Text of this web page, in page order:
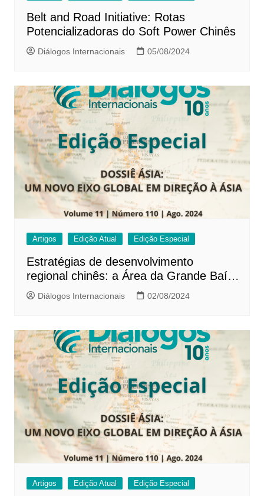
Belt and Road Initiative: Rotas
Potencializadoras do Soft Power Chinês
Diálogos Internacionais 05/08/2024
Artigos Edição Atual Edição Especial
Estratégias de desenvolvimento
regional chinês: a Área da Grande Baía
de Cantão-Hong Kong-Macau￼
Diálogos Internacionais 02/08/2024
Artigos Edição Atual Edição Especial